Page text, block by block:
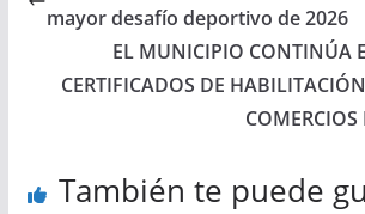
mayor desafío deportivo de 2026
EL MUNICIPIO CONTINÚA
CERTIFICADOS DE
También te puede